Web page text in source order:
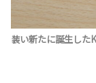
装い新たに誕生した